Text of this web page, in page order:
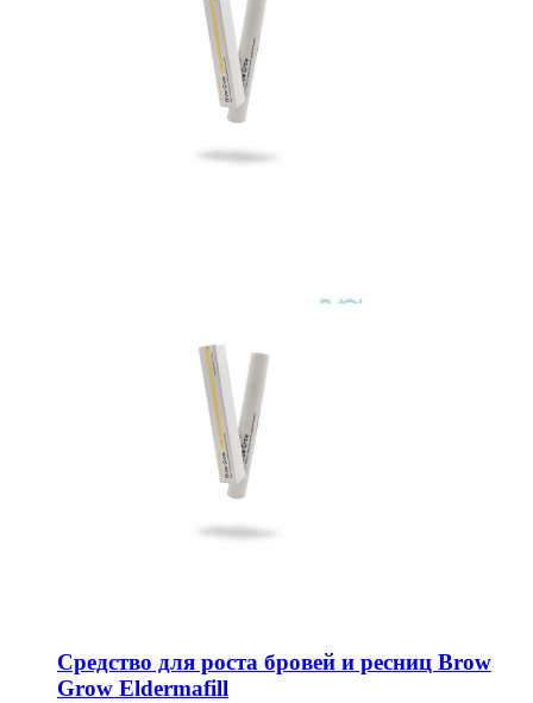
Средство для роста бровей и ресниц Brow
Grow Eldermafill